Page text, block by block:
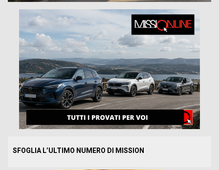
SFOGLIA L’ULTIMO NUMERO DI MISSION